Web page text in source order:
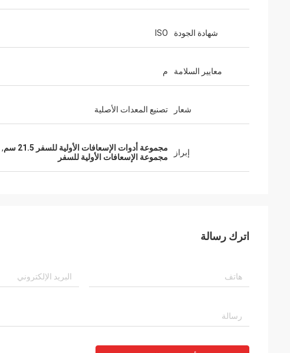
شهادة الجودة ISO
معايير السلامة م
شعار تصنيع المعدات الأصلية
إبراز مجموعة أدوات الإسعافات الأولية للسفر 21.5 سم ,
مجموعة الإسعافات الأولية للسفر
اترك رسالة